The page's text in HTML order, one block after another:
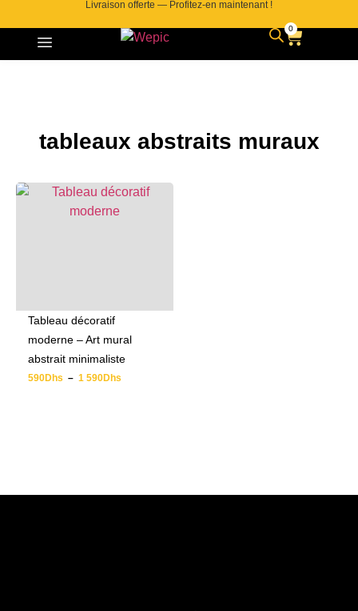
Livraison offerte — Profitez-en maintenant !
0
tableaux abstraits muraux
Tableau décoratif
moderne – Art mural
abstrait minimaliste
590Dhs – 1 590Dhs